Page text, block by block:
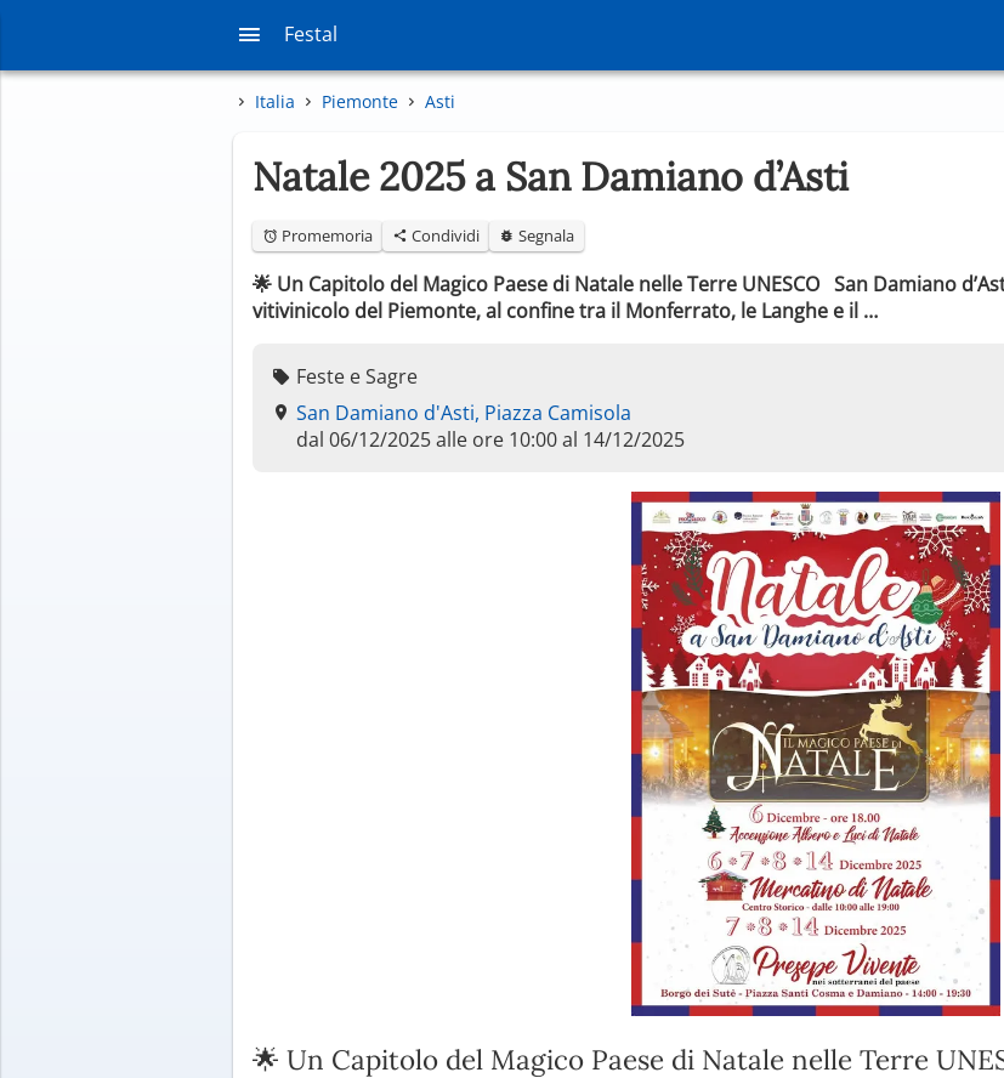
Festal
Italia Piemonte Asti
Natale 2025 a San Damiano d’Asti
Promemoria Condividi Segnala
🌟 Un Capitolo del Magico Paese di Natale nelle Terre UNESCO San Damiano
vitivinicolo del Piemonte, al confine tra il Monferrato, le Langhe e il …
Feste e Sagre
San Damiano d'Asti, Piazza Camisola
dal 06/12/2025 alle ore 10:00 al 14/12/2025
🌟 Un Capitolo del Magico Paese di Natale nelle Terre